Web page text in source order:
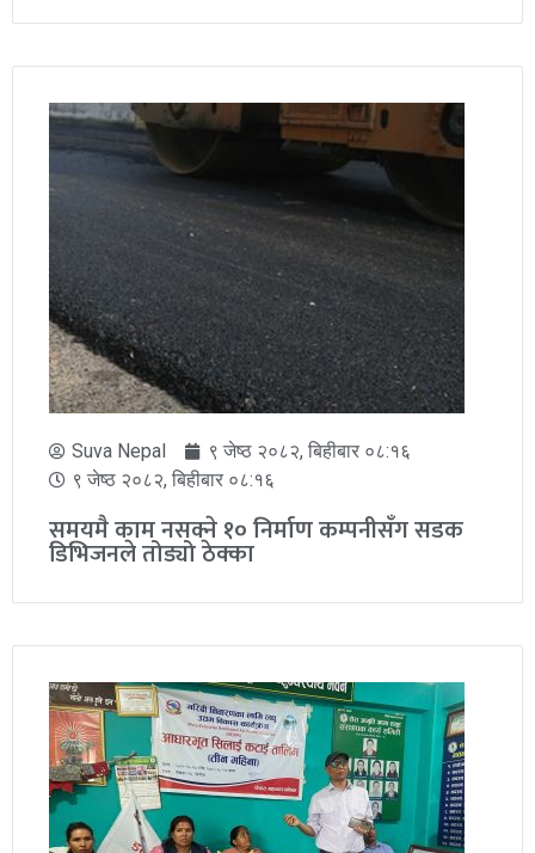
Suva Nepal
९ जेष्ठ २०८२, बिहीबार ०८:१६
९ जेष्ठ २०८२, बिहीबार ०८:१६
समयमै काम नसक्ने १० निर्माण कम्पनीसँग सडक
डिभिजनले तोड्यो ठेक्का